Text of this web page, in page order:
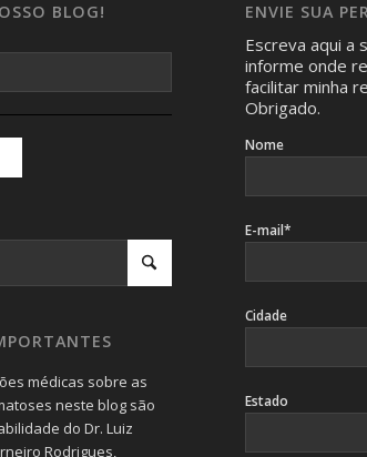
BLOG!
médicas sobre as
neste blog são
do Dr. Luiz
Rodrigues,
ENVIE SUA
Escreva aqui a
informe onde
facilitar minha
Obrigado.
Nome
E-mail*
Cidade
Estado